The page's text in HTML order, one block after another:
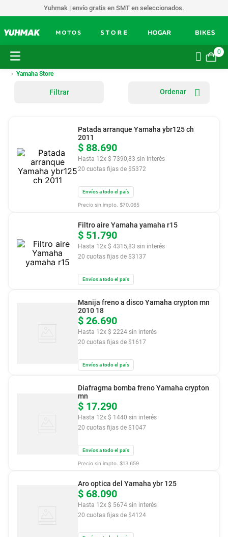
Yuhmak | envío gratis en SMT en seleccionados.
0
Yamaha Store
Filtrar
$ 88.690
Hasta 12x $ 7390,83 sin interés
20 cuotas fijas de $5372
Patada arranque Yamaha ybr125 ch
2011
Envíos a todo el país
Precio sin impto. $70.065
$ 51.790
Hasta 12x $ 4315,83 sin interés
20 cuotas fijas de $3137
Filtro aire Yamaha yamaha r15
Envíos a todo el país
$ 26.690
Hasta 12x $ 2224 sin interés
20 cuotas fijas de $1617
Manija freno a disco Yamaha crypton mn
2010 18
Envíos a todo el país
$ 17.290
Hasta 12x $ 1440 sin interés
20 cuotas fijas de $1047
Diafragma bomba freno Yamaha crypton
mn
Envíos a todo el país
Precio sin impto. $13.659
$ 68.090
Hasta 12x $ 5674 sin interés
20 cuotas fijas de $4124
Aro optica del Yamaha ybr 125